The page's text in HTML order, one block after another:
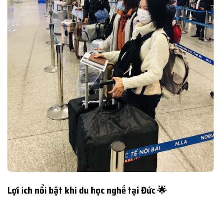
Lợi ích nổi bật khi du học nghề tại Đức 🌟